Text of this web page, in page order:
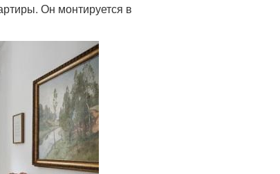
Он монтируется в